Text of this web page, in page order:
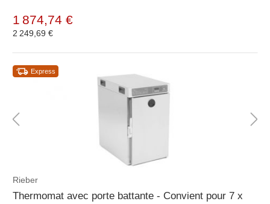
1 874,74 €
2 249,69 €
Express
Rieber
Thermomat avec porte battante - Convient pour 7 x